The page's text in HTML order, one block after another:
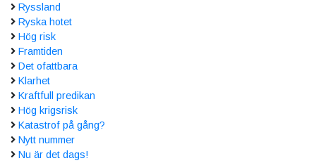
Ryssland
Ryska hotet
Hög risk
Framtiden
Det ofattbara
Klarhet
Kraftfull predikan
Hög krigsrisk
Katastrof på gång?
Nytt nummer
Nu är det dags!